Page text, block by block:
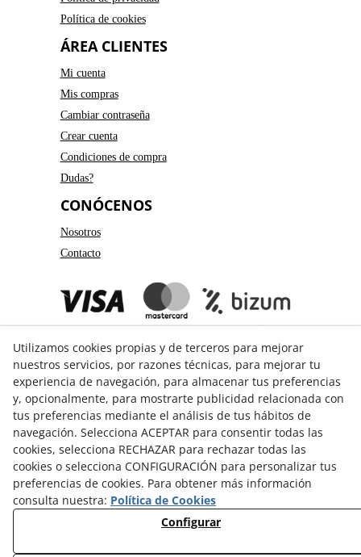
Política de cookies
ÁREA CLIENTES
Mi cuenta
Mis compras
Cambiar contraseña
Crear cuenta
Condiciones de compra
Dudas?
CONÓCENOS
Nosotros
Contacto
GUÍA DE COMPRA
Formas de pago
Formas de envío
Cambios y devoluciones
Guía de Tallas
© 08/2026 3Catorze - Todos los derechos reservados.
Utilizamos cookies propias y de terceros para mejorar
nuestros servicios, por razones técnicas, para mejorar tu
experiencia de navegación, para almacenar tus preferencias
y, opcionalmente, para mostrarte publicidad relacionada con
tus preferencias mediante el análisis de tus hábitos de
navegación. Selecciona ACEPTAR para consentir todas las
cookies, selecciona RECHAZAR para rechazar todas las
cookies o selecciona CONFIGURACIÓN para personalizar tus
preferencias de cookies. Para obtener más información
consulta nuestra: Política de Cookies
Configurar